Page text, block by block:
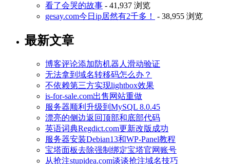
看了会哭的故事 - 41,937 浏览
gesay.com今日ip居然有2千多！
- 38,955 浏览
最新文章
博客评论添加防机器人滑动验证
无法拿到域名转移码怎么办？
不依赖第三方实现lightbox效果
is-for-sale.com出售网站重做
服务器顺利升级到MySQL 8.0.45
漂亮的侧边返回顶部和底部代码
英语词典Regdict.com更新改版成功
服务器安装Debian13和WP-Panel教程
宝塔面板去除强制绑定宝塔官网账号
从抢注stupidea.com谈谈抢注域名技巧